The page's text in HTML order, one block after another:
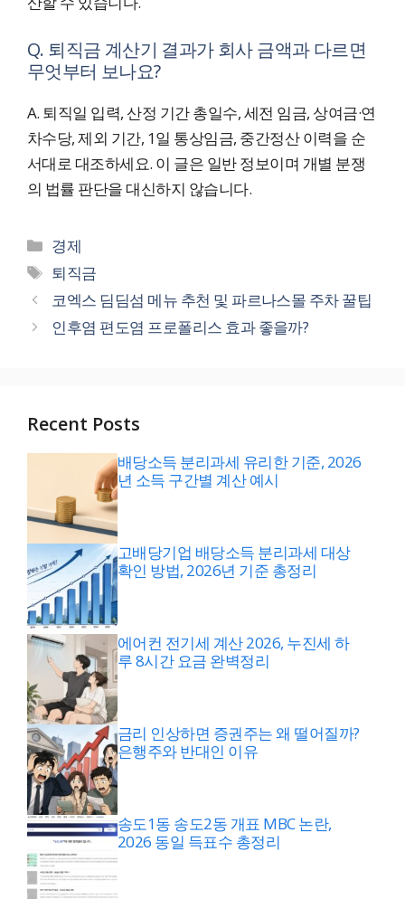
Q. 퇴직금 계산기 결과가 회사 금액과 다르면
무엇부터 보나요?
A. 퇴직일 입력, 산정 기간 총일수, 세전 임금, 상여금·연
차수당, 제외 기간, 1일 통상임금, 중간정산 이력을 순
서대로 대조하세요. 이 글은 일반 정보이며 개별 분쟁
의 법률 판단을 대신하지 않습니다.
카
테
고
리
경제
태
그
퇴직금
코엑스 딤딤섬 메뉴 추천 및 파르나스몰 주차 꿀팁
인후염 편도염 프로폴리스 효과 좋을까?
Recent Posts
배당소득 분리과세 유리한 기준, 2026
년 소득 구간별 계산 예시
고배당기업 배당소득 분리과세 대상
확인 방법, 2026년 기준 총정리
에어컨 전기세 계산 2026, 누진세 하
루 8시간 요금 완벽정리
금리 인상하면 증권주는 왜 떨어질까?
은행주와 반대인 이유
송도1동 송도2동 개표 MBC 논란,
2026 동일 득표수 총정리